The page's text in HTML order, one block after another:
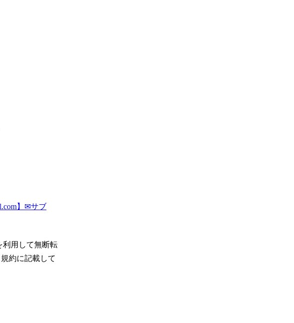
】✉サブ
利用して無断転
約に記載して